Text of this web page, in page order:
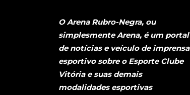
O Arena Rubro-Negra, ou
simplesmente Arena, é um portal
de notícias e veículo de imprensa
esportivo sobre o Esporte Clube
Vitória e suas demais
modalidades esportivas